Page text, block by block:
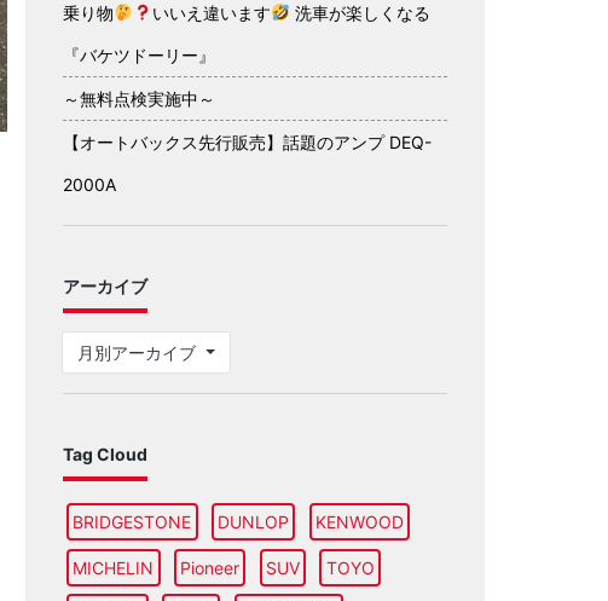
乗り物 いいえ違います 洗車が楽しくなる
『バケツドーリー』
～無料点検実施中～
【オートバックス先行販売】話題のアンプ DEQ-
2000A
アーカイブ
月別アーカイブ
Tag Cloud
BRIDGESTONE DUNLOP KENWOOD
MICHELIN Pioneer SUV TOYO